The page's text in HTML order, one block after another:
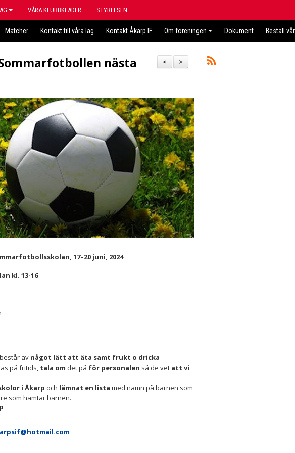
VÅRA KLUBBKLÄDER STYRELSEN
Matcher Kontakt till våra lag Kontakt Åkarp IF Om föreningen Dokument Beställ
>
<
nästa
17–20 juni, 2024
kl. 13-16
av något lätt att äta samt frukt o dricka
på fritids, tala om det på för personalen så de vet att vi
i Åkarp och lämnat en lista med namn på barnen som
som hämtar barnen.